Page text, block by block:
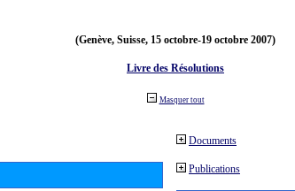
(Genève, Suisse, 15 octobre-19 octobre 2007)
Livre des Résolutions
Masquer tout
Documents
Publications